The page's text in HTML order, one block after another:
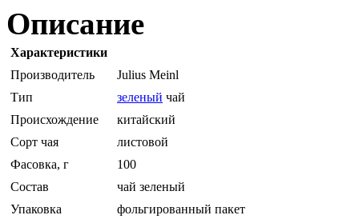
Описание
Характеристики
Производитель
Julius Meinl
Тип
зеленый чай
Происхождение
китайский
Сорт чая
листовой
Фасовка, г
100
Состав
чай зеленый
Упаковка
фольгированный пакет